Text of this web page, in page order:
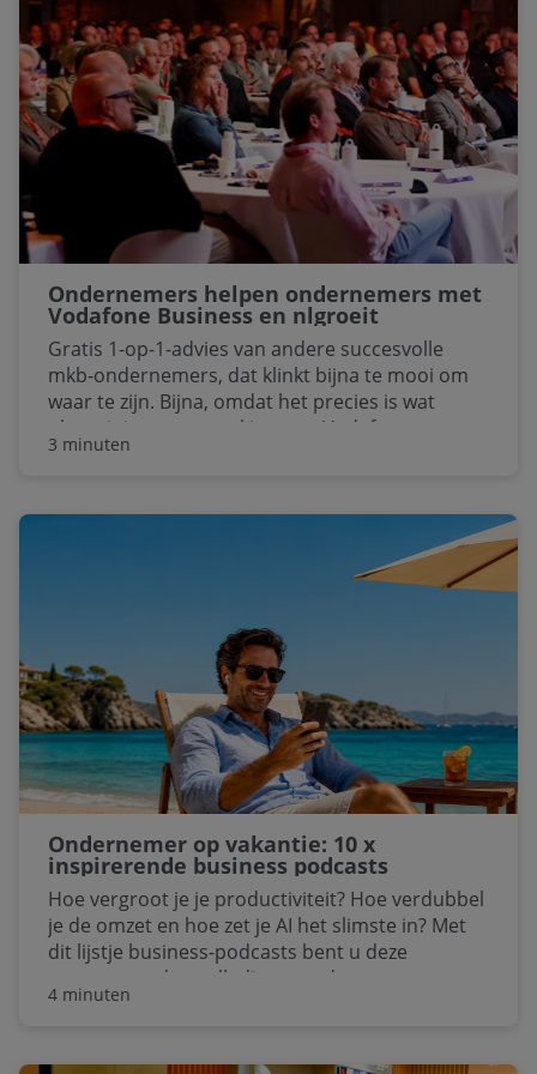
Ondernemers helpen ondernemers met
Vodafone Business en nlgroeit
Gratis 1-op-1-advies van andere succesvolle
mkb-ondernemers, dat klinkt bijna te mooi om
waar te zijn. Bijna, omdat het precies is wat
nlgroeit in samenwerking met Vodafone
Business mogelijk maakt. ‘Veel ondernemers
3 minuten
Ondernemer op vakantie: 10 x
inspirerende business podcasts
Hoe vergroot je je productiviteit? Hoe verdubbel
je de omzet en hoe zet je AI het slimste in? Met
dit lijstje business-podcasts bent u deze
zomermaanden volledig up to date.
4 minuten